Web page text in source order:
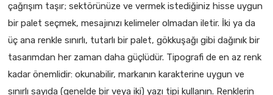
çağrışım taşır; sektörünüze ve vermek istediğiniz hisse uygun
bir palet seçmek, mesajınızı kelimeler olmadan iletir. İki ya da
üç ana renkle sınırlı, tutarlı bir palet, gökkuşağı gibi dağınık bir
tasarımdan her zaman daha güçlüdür. Tipografi de en az renk
kadar önemlidir: okunabilir, markanın karakterine uygun ve
sınırlı sayıda (genelde bir veya iki) yazı tipi kullanın. Renklerin